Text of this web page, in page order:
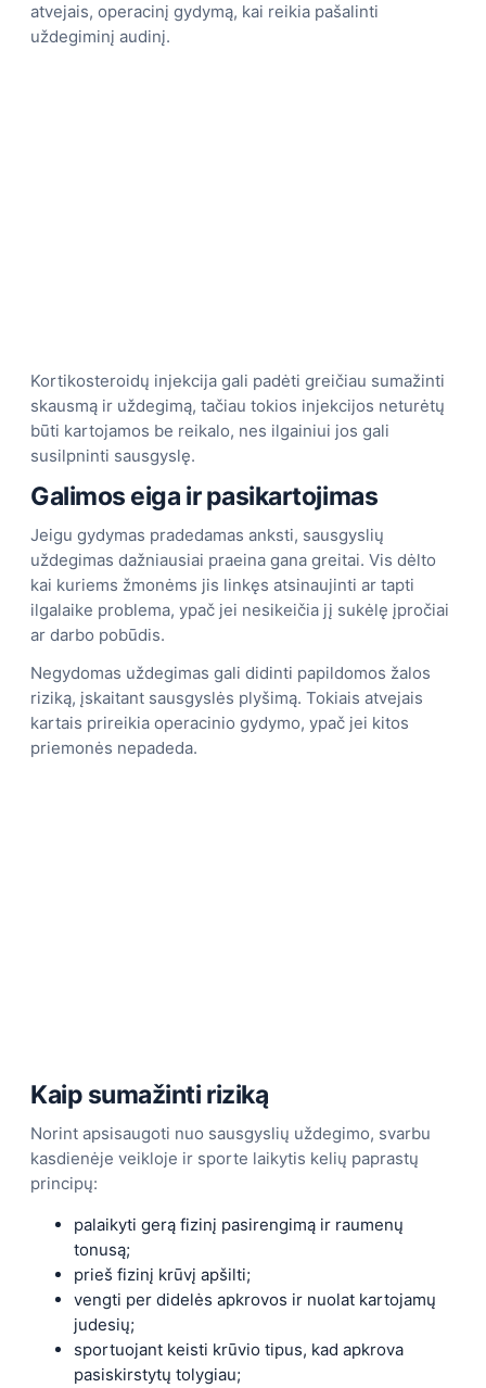
atvejais, operacinį gydymą, kai reikia pašalinti
uždegiminį audinį.
Kortikosteroidų injekcija gali padėti greičiau sumažinti
skausmą ir uždegimą, tačiau tokios injekcijos neturėtų
būti kartojamos be reikalo, nes ilgainiui jos gali
susilpninti sausgyslę.
Galimos eiga ir pasikartojimas
Jeigu gydymas pradedamas anksti, sausgyslių
uždegimas dažniausiai praeina gana greitai. Vis dėlto
kai kuriems žmonėms jis linkęs atsinaujinti ar tapti
ilgalaike problema, ypač jei nesikeičia jį sukėlę įpročiai
ar darbo pobūdis.
Negydomas uždegimas gali didinti papildomos žalos
riziką, įskaitant sausgyslės plyšimą. Tokiais atvejais
kartais prireikia operacinio gydymo, ypač jei kitos
priemonės nepadeda.
Kaip sumažinti riziką
Norint apsisaugoti nuo sausgyslių uždegimo, svarbu
kasdienėje veikloje ir sporte laikytis kelių paprastų
principų:
palaikyti gerą fizinį pasirengimą ir raumenų
tonusą;
prieš fizinį krūvį apšilti;
vengti per didelės apkrovos ir nuolat kartojamų
judesių;
sportuojant keisti krūvio tipus, kad apkrova
pasiskirstytų tolygiau;